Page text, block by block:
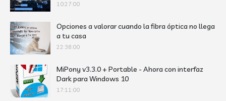
10:27:00
Opciones a valorar cuando la fibra óptica no llega
a tu casa
22:36:00
MiPony v3.3.0 + Portable - Ahora con interfaz
Dark para Windows 10
17:11:00